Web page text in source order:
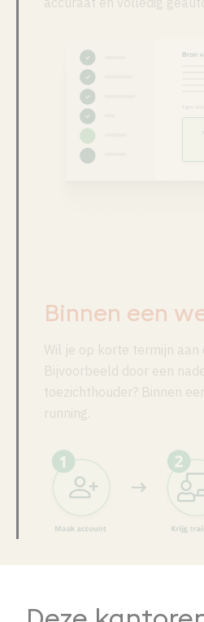
Binnen een
Wil je op korte termijn aan
Bijvoorbeeld door een
toezichthouder? Binnen
running.